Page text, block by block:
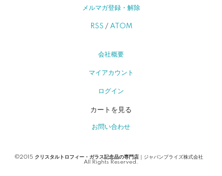
メルマガ登録・解除
RSS / ATOM
会社概要
マイアカウント
ログイン
カートを見る
お問い合わせ
©2015 クリスタルトロフィー・ガラス記念品の専門店｜ジャパンプライズ株式会社
All Rights Reserved.